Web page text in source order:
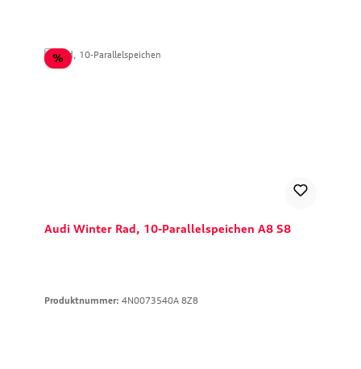
%Rabatt
Audi Winter Rad, 10-Parallelspeichen A8 S8
Produktnummer: 4N0073540A 8Z8